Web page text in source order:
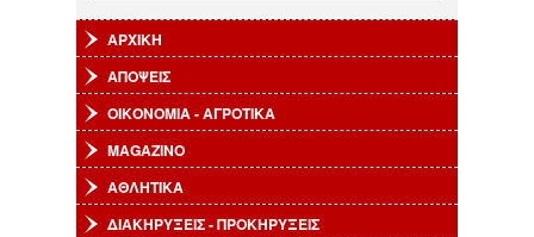
ΑΡΧΙΚΗ
ΑΠΟΨΕΙΣ
ΟΙΚΟΝΟΜΙΑ - ΑΓΡΟΤΙΚΑ
MAGAZINO
ΑΘΛΗΤΙΚΑ
ΔΙΑΚΗΡΥΞΕΙΣ - ΠΡΟΚΗΡΥΞΕΙΣ